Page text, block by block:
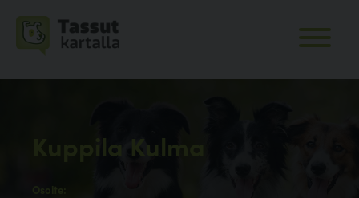
Kuppila Kulma
Osoite: